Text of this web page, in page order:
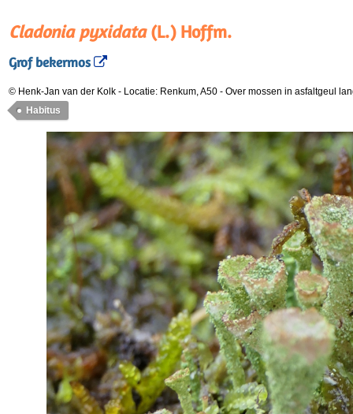
Cladonia pyxidata(L.) Hoffm.
Grof bekermos
© Henk-Jan van der Kolk - Locatie: Renkum, A50 - Over mossen in asfaltgeul
Habitus